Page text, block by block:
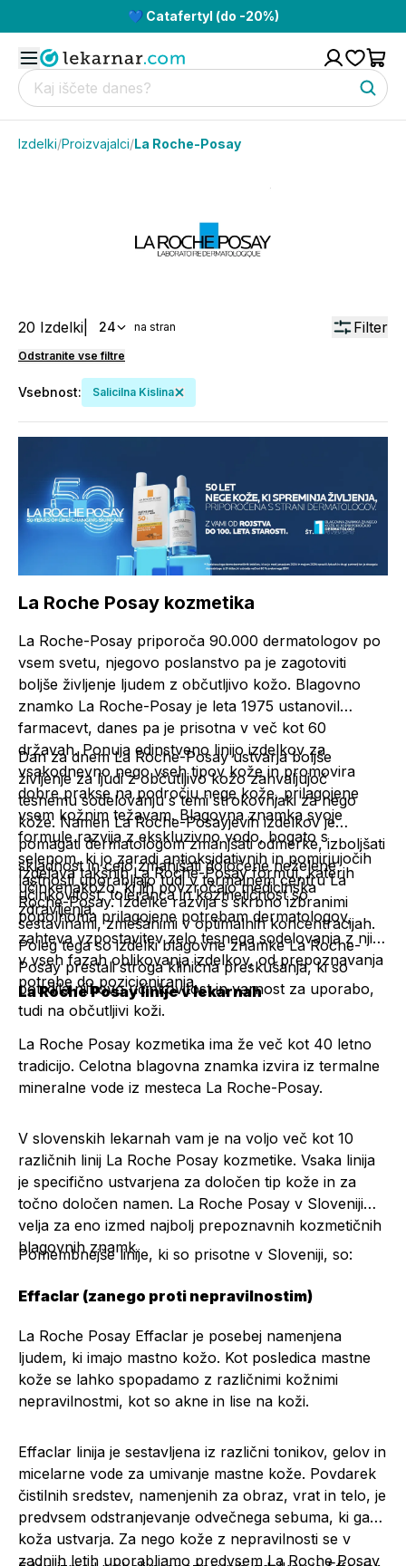
💙 Catafertyl (do -20%)
Izdelki/Proizvajalci/La Roche-Posay
20 Izdelki 24 na stran Filter
Odstranite vse filtre
Vsebnost: Salicilna Kislina
La Roche Posay kozmetika
La Roche-Posay priporoča 90.000 dermatologov po
vsem svetu, njegovo poslanstvo pa je zagotoviti
boljše življenje ljudem z občutljivo kožo. Blagovno
znamko La Roche-Posay je leta 1975 ustanovil
farmacevt, danes pa je prisotna v več kot 60
državah. Ponuja edinstveno linijo izdelkov za
vsakodnevno nego vseh tipov kože in promovira
dobre prakse na področju nege kože, prilagojene
vsem kožnim težavam. Blagovna znamka svoje
formule razvija z ekskluzivno vodo, bogato s
selenom, ki jo zaradi antioksidativnih in pomirjujočih
lastnosti uporabljajo tudi v termalnem centru La
Roche-Posay. Izdelke razvija s skrbno izbranimi
sestavinami, zmešanimi v optimalnih koncentracijah.
Poleg tega so izdelki blagovne znamke La Roche-
Posay prestali stroga klinična preskušanja, ki so
potrdila njihovo učinkovitost in varnost za uporabo,
tudi na občutljivi koži.
Dan za dnem La Roche-Posay ustvarja boljše
življenje za ljudi z občutljivo kožo zahvaljujoč
tesnemu sodelovanju s temi strokovnjaki za nego
kože. Namen La Roche-Posayjevih izdelkov je
pomagati dermatologom zmanjšati odmerke, izboljšati
skladnost in celo zmanjšati določene neželene
učinkenakožo, ki jih povzročajo medicinska
zdravljenja.
Izdelava takšnih La Roche-Posay formul, katerih
učinkovitost, toleranca in kozmetičnost so
popolnoma prilagojene potrebam dermatologov,
zahteva vzpostavitev zelo tesnega sodelovanja z njimi
v vseh fazah oblikovanja izdelkov, od prepoznavanja
potrebe do pozicioniranja.
La Roche Posay linije v lekarnah
La Roche Posay kozmetika ima že več kot 40 letno
tradicijo. Celotna blagovna znamka izvira iz termalne
mineralne vode iz mesteca La Roche-Posay.
V slovenskih lekarnah vam je na voljo več kot 10
različnih linij La Roche Posay kozmetike. Vsaka linija
je specifično ustvarjena za določen tip kože in za
točno določen namen. La Roche Posay v Sloveniji
velja za eno izmed najbolj prepoznavnih kozmetičnih
blagovnih znamk.
Pomembnejše linije, ki so prisotne v Sloveniji, so:
Effaclar (zanego proti nepravilnostim)
La Roche Posay Effaclar je posebej namenjena
ljudem, ki imajo mastno kožo. Kot posledica mastne
kože se lahko spopadamo z različnimi kožnimi
nepravilnostmi, kot so akne in lise na koži.
Effaclar linija je sestavljena iz različni tonikov, gelov in
micelarne vode za umivanje mastne kože. Povdarek
čistilnih sredstev, namenjenih za obraz, vrat in telo, je
predvsem odstranjevanje odvečnega sebuma, ki ga
koža ustvarja. Za nego kože z nepravilnosti se v
zadnjih letih uporabljamo predvsem La Roche Posay